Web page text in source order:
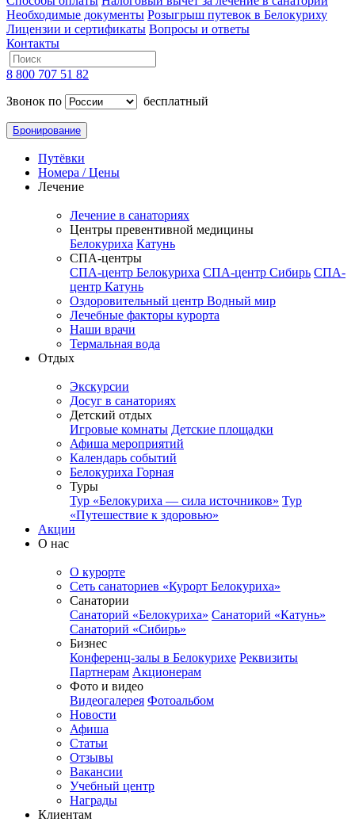
Необходимые документы Розыгрыш путевок в Белокуриху
Лицензии и сертификаты Вопросы и ответы
Контакты
8 800 707 51 82
Звонок по
бесплатный
Бронирование
Путёвки
Номера / Цены
Лечение
Лечение в санаториях
Центры превентивной медицины
Белокуриха Катунь
СПА-центры
СПА-центр Белокуриха СПА-центр Сибирь СПА-
центр Катунь
Оздоровительный центр Водный мир
Лечебные факторы курорта
Наши врачи
Термальная вода
Отдых
Экскурсии
Досуг в санаториях
Детский отдых
Игровые комнаты Детские площадки
Афиша мероприятий
Календарь событий
Белокуриха Горная
Туры
Тур «Белокуриха — сила источников» Тур
«Путешествие к здоровью»
Акции
О нас
О курорте
Сеть санаториев «Курорт Белокуриха»
Санатории
Санаторий «Белокуриха» Санаторий «Катунь»
Санаторий «Сибирь»
Бизнес
Конференц-залы в Белокурихе Реквизиты
Партнерам Акционерам
Фото и видео
Видеогалерея Фотоальбом
Новости
Афиша
Статьи
Отзывы
Вакансии
Учебный центр
Награды
Клиентам